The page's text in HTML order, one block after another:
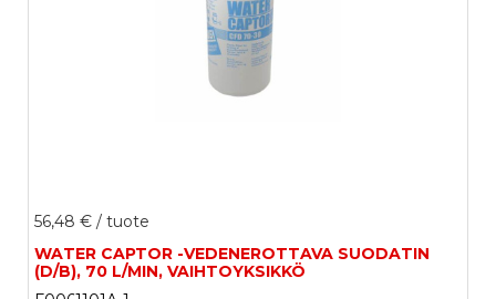
56,48 € / tuote
WATER CAPTOR -VEDENEROTTAVA SUODATIN
(D/B), 70 L/MIN, VAIHTOYKSIKKÖ